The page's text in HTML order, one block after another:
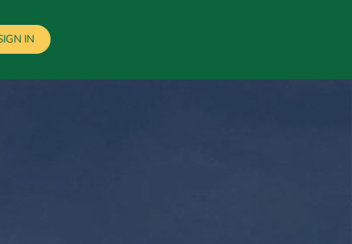
IN